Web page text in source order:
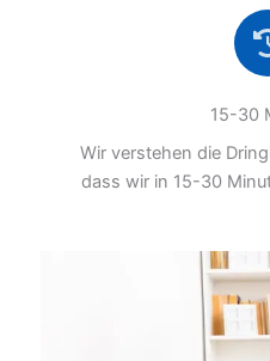
15-30
Wir verstehen die
dass wir in 15-30